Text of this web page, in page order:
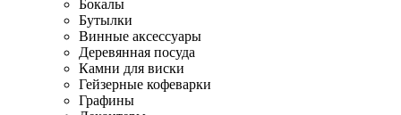
Бокалы
Бутылки
Винные аксессуары
Деревянная посуда
Камни для виски
Гейзерные кофеварки
Графины